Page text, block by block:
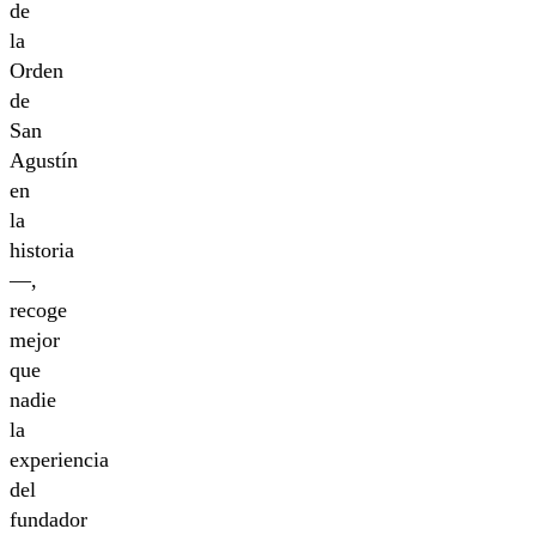
de
la
Orden
de
San
Agustín
en
la
historia
—,
recoge
mejor
que
nadie
la
experiencia
del
fundador